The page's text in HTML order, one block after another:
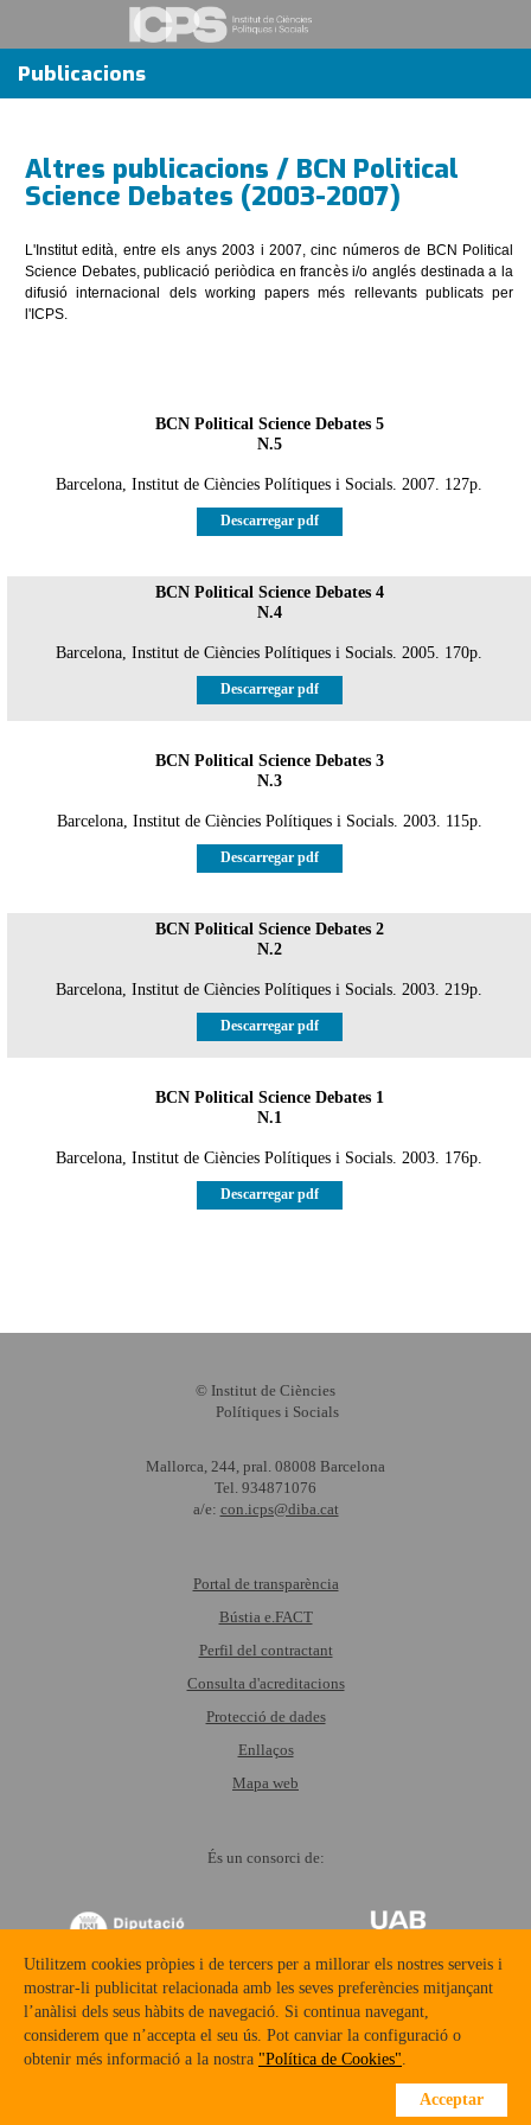
Publicacions
Altres publicacions / BCN Political
Science Debates (2003-2007)
L'Institut edità, entre els anys 2003 i 2007, cinc números de BCN Political
Science Debates, publicació periòdica en francès i/o anglés destinada a la
difusió internacional dels working papers més rellevants publicats per
l'ICPS.
BCN Political Science Debates 5
N.5
Barcelona, Institut de Ciències Polítiques i Socials. 2007. 127p.
Descarregar pdf
BCN Political Science Debates 4
N.4
Barcelona, Institut de Ciències Polítiques i Socials. 2005. 170p.
Descarregar pdf
BCN Political Science Debates 3
N.3
Barcelona, Institut de Ciències Polítiques i Socials. 2003. 115p.
Descarregar pdf
BCN Political Science Debates 2
N.2
Barcelona, Institut de Ciències Polítiques i Socials. 2003. 219p.
Descarregar pdf
BCN Political Science Debates 1
N.1
Barcelona, Institut de Ciències Polítiques i Socials. 2003. 176p.
Descarregar pdf
© Institut de Ciències
Polítiques i Socials
Mallorca, 244, pral. 08008 Barcelona
Tel. 934871076
a/e: con.icps@diba.cat
Portal de transparència
Bústia e.FACT
Perfil del contractant
Consulta d'acreditacions
Protecció de dades
Enllaços
Mapa web
És un consorci de:
TORNAR
AMUNT
Utilitzem cookies pròpies i de tercers per a millorar els nostres serveis i
mostrar-li publicitat relacionada amb les seves preferències mitjançant
l’anàlisi dels seus hàbits de navegació. Si continua navegant,
considerem que n’accepta el seu ús. Pot canviar la configuració o
obtenir més informació a la nostra "Política de Cookies".
Acceptar